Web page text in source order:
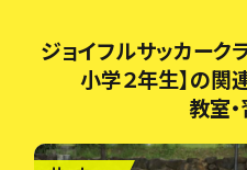
ジョイフルサッカーク
小学２年生】の関
教室